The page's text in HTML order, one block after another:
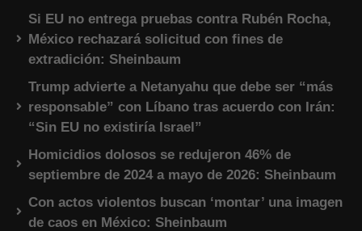
Si EU no entrega pruebas contra Rubén Rocha,
México rechazará solicitud con fines de
extradición: Sheinbaum
Trump advierte a Netanyahu que debe ser “más
responsable” con Líbano tras acuerdo con Irán:
“Sin EU no existiría Israel”
Homicidios dolosos se redujeron 46% de
septiembre de 2024 a mayo de 2026: Sheinbaum
Con actos violentos buscan ‘montar’ una imagen
de caos en México: Sheinbaum